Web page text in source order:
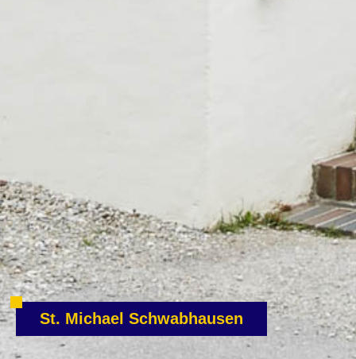
St. Michael Schwabhausen